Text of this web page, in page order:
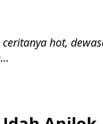
ceritanya hot,